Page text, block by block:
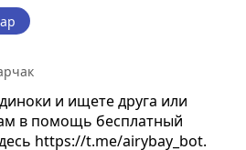
и ищете друга или
в помощь бесплатный
https://t.me/airybay_bot.